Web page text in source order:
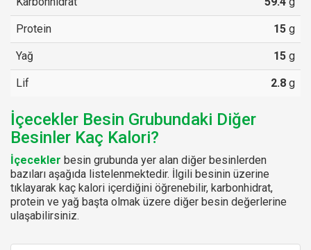
Protein 15 g
Yağ 15 g
Lif 2.8 g
İçecekler Besin Grubundaki Diğer
Besinler Kaç Kalori?
İçecekler besin grubunda yer alan diğer besinlerden
bazıları aşağıda listelenmektedir. İlgili besinin üzerine
tıklayarak kaç kalori içerdiğini öğrenebilir, karbonhidrat,
protein ve yağ başta olmak üzere diğer besin değerlerine
ulaşabilirsiniz.